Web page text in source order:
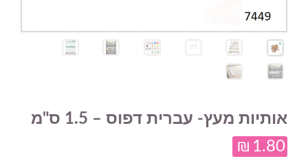
אותיות מעץ- עברית דפוס – 1.5 ס"מ
₪ 1.80